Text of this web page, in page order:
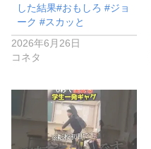
した結果#おもしろ #ジョ
ーク #スカッと
2026年6月26日
コネタ